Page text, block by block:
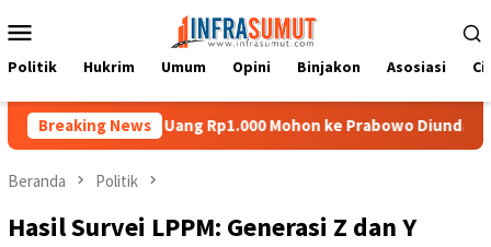
ke
Mobile
Politik Hukrim Umum Opini Binjakon Asosiasi
Breaking News
di Uang Rp1.000 Mohon ke Prabowo Diundang Upacara HUT
Beranda Politik
Hasil Survei LPPM: Generasi Z dan Y